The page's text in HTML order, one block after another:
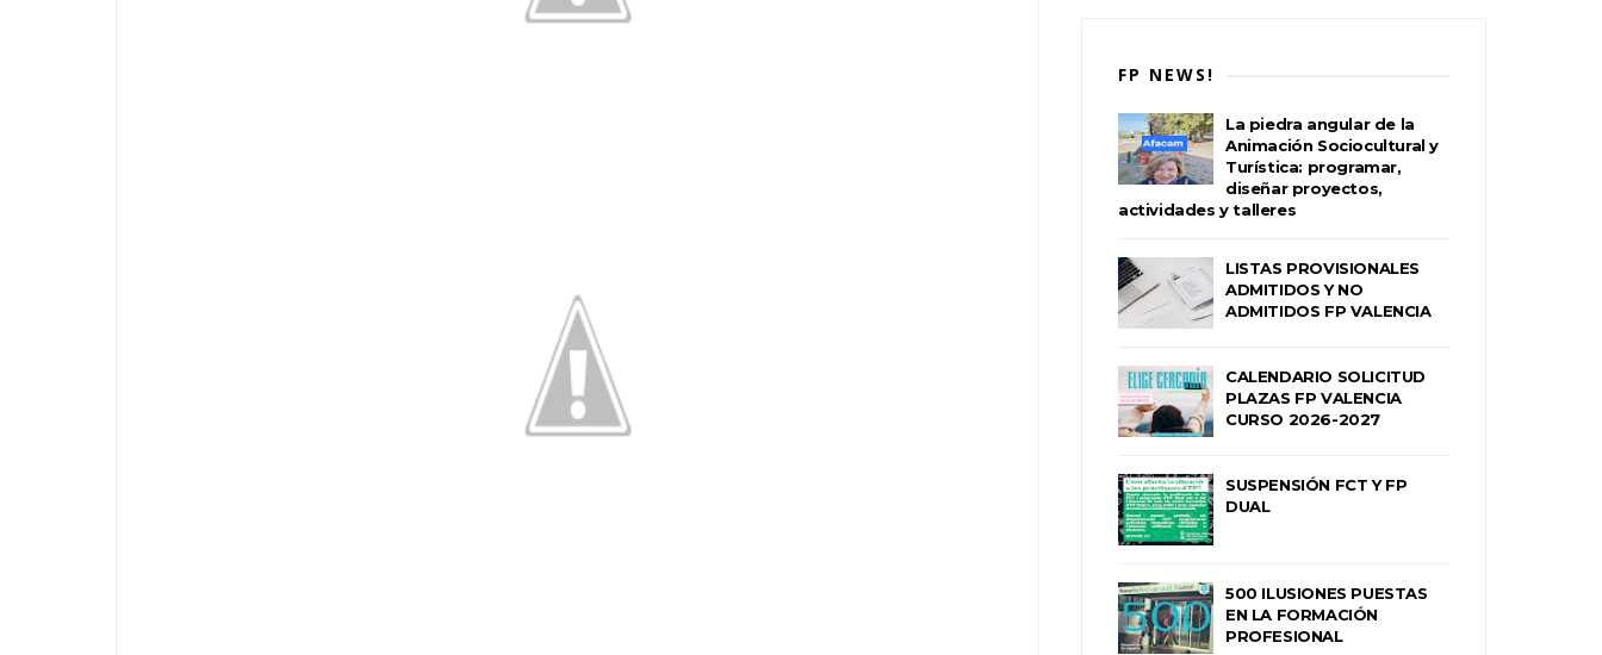
FP NEWS!
La piedra angular de la
Animación Sociocultural y
Turística: programar,
diseñar proyectos,
actividades y talleres
LISTAS PROVISIONALES
ADMITIDOS Y NO
ADMITIDOS FP VALENCIA
CALENDARIO SOLICITUD
PLAZAS FP VALENCIA
CURSO 2026-2027
SUSPENSIÓN FCT Y FP
DUAL
500 ILUSIONES PUESTAS
EN LA FORMACIÓN
PROFESIONAL